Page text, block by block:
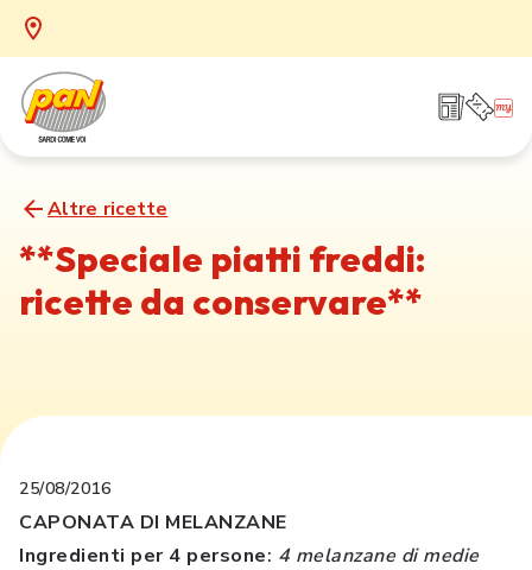
Altre ricette
**Speciale piatti freddi:
ricette da conservare**
25/08/2016
CAPONATA DI MELANZANE
Ingredienti per 4 persone: 4 melanzane di medie